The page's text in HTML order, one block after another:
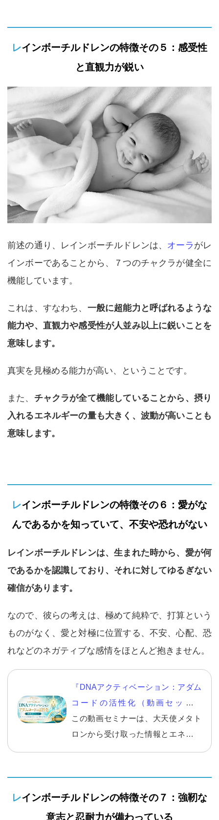
レインボーチルドレンの特徴その５：感受性
と直観力が鋭い
前述の通り、レインボーチルドレンは、 オーラ がレ
インボーであることから、７つのチャクラが健全に
機能しています。
これは、すなわち、 一般に超能力と呼ばれるような
能力や、直観力や感受性が人並み以上に鋭いことを
意味します。
真実を見極める能力が高い、ということです。
また、 チャクラが全て機能していることから、摂り
入れるエネルギーの量も大きく、波動が高いことも
意味します。
レインボーチルドレンの特徴その６：愛がな
んであるかを知っていて、不安や恐れがない
レインボーチルドレンは、生まれた時から、愛が何
であるかを認識しており、それに対してゆるぎない
確信があります。
なので、彼らの考えは、極めて純粋で、打算という
ものがなく、愛と対極に位置する、不安、心配、恐
れなどのネガティブな感情をほとんど抱きません。
『DNAアクティベーション：アダム
コードの活性化（動画セッショ
ン）』
この動画セミナーは、大天使メタト
ロンから受け取った情報とエネルギ
ーを使った、ＤＮＡアクティベーシ
いように、期間中は何度でも継続し
て活性化することができる、とても
レインボーチルドレンの特徴その７：強靭な
意志と忍耐力が備わっている